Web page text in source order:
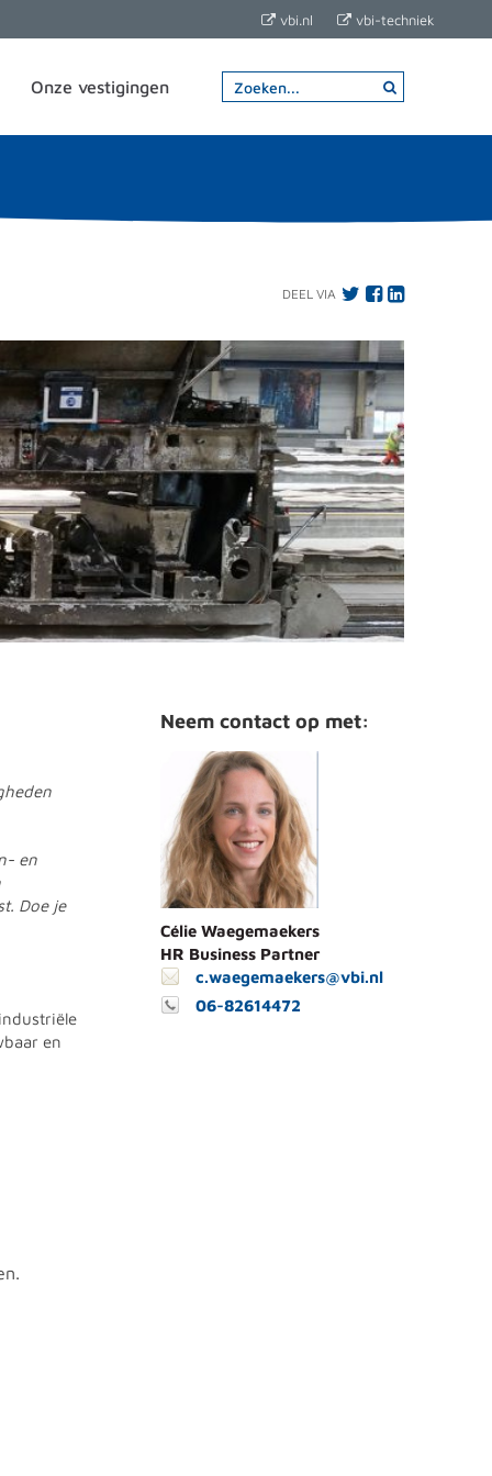
vbi.nl vbi-techniek
Onze vestigingen
DEEL VIA
en
Doe je
en
Neem contact op met:
Célie Waegemaekers
HR Business Partner
c.waegemaekers@vbi.nl
06-82614472